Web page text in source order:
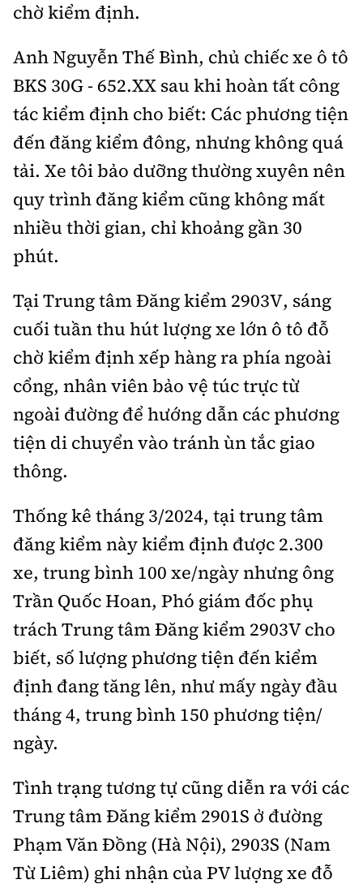
chờ kiểm định.
Anh Nguyễn Thế Bình, chủ chiếc xe ô tô
BKS 30G - 652.XX sau khi hoàn tất công
tác kiểm định cho biết: Các phương tiện
đến đăng kiểm đông, nhưng không quá
tải. Xe tôi bảo dưỡng thường xuyên nên
quy trình đăng kiểm cũng không mất
nhiều thời gian, chỉ khoảng gần 30
phút.
Tại Trung tâm Đăng kiểm 2903V, sáng
cuối tuần thu hút lượng xe lớn ô tô đỗ
chờ kiểm định xếp hàng ra phía ngoài
cổng, nhân viên bảo vệ túc trực từ
ngoài đường để hướng dẫn các phương
tiện di chuyển vào tránh ùn tắc giao
thông.
Thống kê tháng 3/2024, tại trung tâm
đăng kiểm này kiểm định được 2.300
xe, trung bình 100 xe/ngày nhưng ông
Trần Quốc Hoan, Phó giám đốc phụ
trách Trung tâm Đăng kiểm 2903V cho
biết, số lượng phương tiện đến kiểm
định đang tăng lên, như mấy ngày đầu
tháng 4, trung bình 150 phương tiện/
ngày.
Tình trạng tương tự cũng diễn ra với các
Trung tâm Đăng kiểm 2901S ở đường
Phạm Văn Đồng (Hà Nội), 2903S (Nam
Từ Liêm) ghi nhận của PV lượng xe đỗ